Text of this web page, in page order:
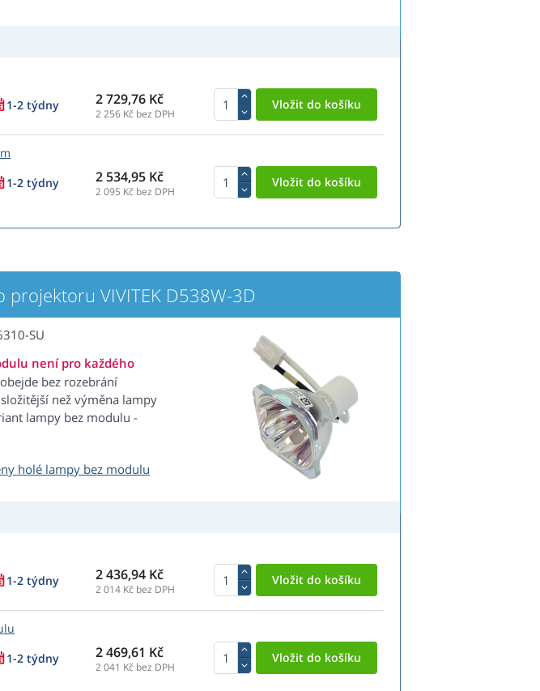
1-2 týdny 2 729,76 Kč
2 256 Kč bez DPH
1-2 týdny 2 534,95 Kč
2 095 Kč bez DPH
projektoru VIVITEK D538W-3D
SU
není pro každého
bez rozebrání
než výměna lampy
lampy bez modulu -
holé lampy bez modulu
1-2 týdny 2 436,94 Kč
2 014 Kč bez DPH
1-2 týdny 2 469,61 Kč
2 041 Kč bez DPH